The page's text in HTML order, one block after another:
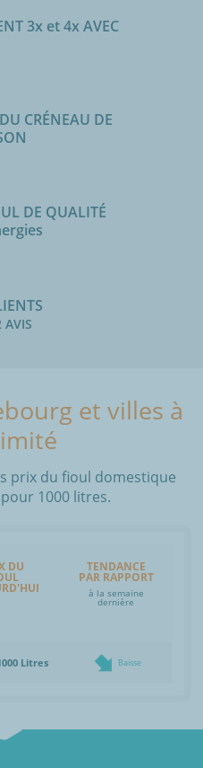
3x et 4x AVEC
CRÉNEAU DE
DE QUALITÉ
AVIS
et villes à
prix du fioul domestique
1000 litres.
DU TENDANCE
PAR RAPPORT
à la semaine
dernière
Litres Baisse